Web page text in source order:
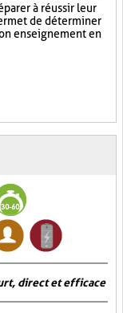
à réussir leur
de déterminer
enseignement en
direct et efficace